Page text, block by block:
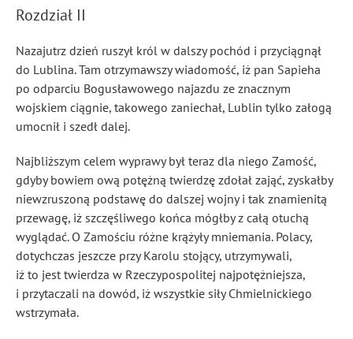
Rozdział II
Nazajutrz dzień ruszył król w dalszy pochód i przyciągnął
do Lublina. Tam otrzymawszy wiadomość, iż pan Sapieha
po odparciu Bogusławowego najazdu ze znacznym
wojskiem ciągnie, takowego zaniechał, Lublin tylko załogą
umocnił i szedł dalej.
Najbliższym celem wyprawy był teraz dla niego Zamość,
gdyby bowiem ową potężną twierdzę zdołał zająć, zyskałby
niewzruszoną podstawę do dalszej wojny i tak znamienitą
przewagę, iż szczęśliwego końca mógłby z całą otuchą
wyglądać. O Zamościu różne krążyły mniemania. Polacy,
dotychczas jeszcze przy Karolu stojący, utrzymywali,
iż to jest twierdza w Rzeczypospolitej najpotężniejsza,
i przytaczali na dowód, iż wszystkie siły Chmielnickiego
wstrzymała.